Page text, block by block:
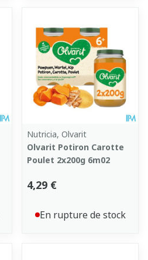
Nutricia, Olvarit
Olvarit Potiron Carotte
Poulet 2x200g 6m02
4,29 €
En rupture de stock